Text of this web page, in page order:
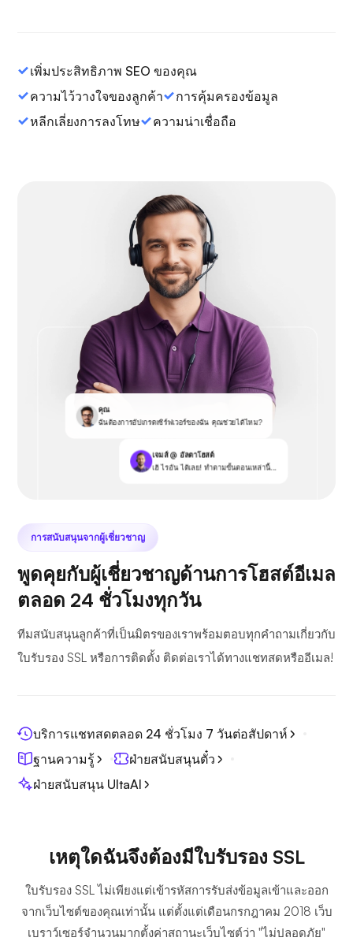
เพิ่มประสิทธิภาพ SEO ของคุณ
ความไว้วางใจของลูกค้า
การคุ้มครองข้อมูล
หลีกเลี่ยงการลงโทษ
ความน่าเชื่อถือ
คุณ
ฉันต้องการอัปเกรดเซิร์ฟเวอร์ของฉัน คุณช่วยได้ไหม?
เจมส์ @ อัลตาโฮสต์
เฮ้ ไรอัน ได้เลย! ทำตามขั้นตอนเหล่านี้...
การสนับสนุนจากผู้เชี่ยวชาญ
พูดคุยกับผู้เชี่ยวชาญด้านการโฮสต์อีเมล
ตลอด 24 ชั่วโมงทุกวัน
ทีมสนับสนุนลูกค้าที่เป็นมิตรของเราพร้อมตอบทุกคำถามเกี่ยวกับ
ใบรับรอง SSL หรือการติดตั้ง ติดต่อเราได้ทางแชทสดหรืออีเมล!
บริการแชทสดตลอด 24 ชั่วโมง 7 วันต่อสัปดาห์
ฐานความรู้
ฝ่ายสนับสนุนตั๋ว
ฝ่ายสนับสนุน UltaAI
เหตุใดฉันจึงต้องมีใบรับรอง SSL
ใบรับรอง SSL ไม่เพียงแต่เข้ารหัสการรับส่งข้อมูลเข้าและออก
จากเว็บไซต์ของคุณเท่านั้น แต่ตั้งแต่เดือนกรกฎาคม 2018 เว็บ
เบราว์เซอร์จำนวนมากตั้งค่าสถานะเว็บไซต์ว่า "ไม่ปลอดภัย"